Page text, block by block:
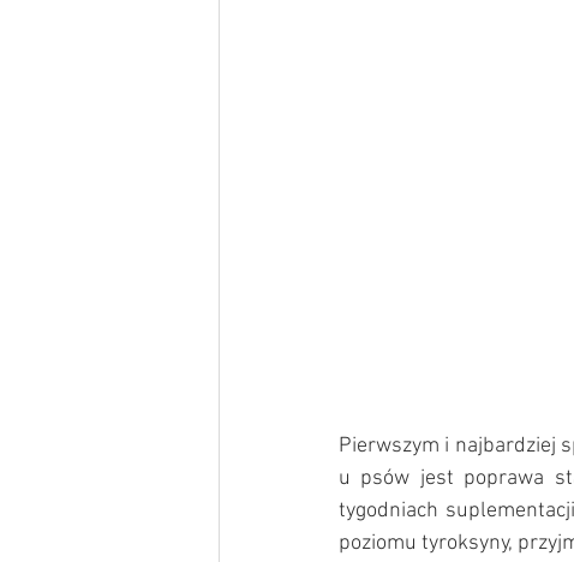
Pierwszym i najbardziej
u psów jest poprawa
tygodniach
poziomu tyroksyny,